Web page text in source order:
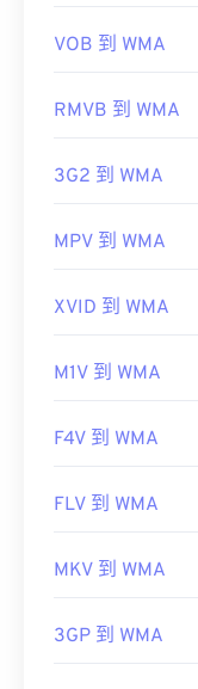
初始發布：1999
https://
https://
VOB 到 WMA
RMVB 到 WMA
3G2 到 WMA
MPV 到 WMA
XVID 到 WMA
M1V 到 WMA
F4V 到 WMA
FLV 到 WMA
MKV 到 WMA
3GP 到 WMA